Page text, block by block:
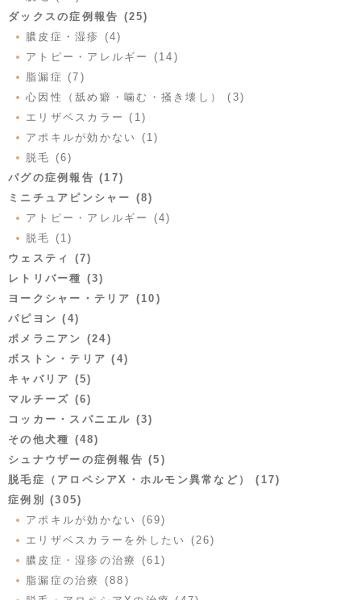
ダックスの症例報告 (25)
膿皮症・湿疹 (4)
アトピー・アレルギー (14)
脂漏症 (7)
心因性（舐め癖・噛む・掻き壊し） (3)
エリザベスカラー (1)
アポキルが効かない (1)
脱毛 (6)
パグの症例報告 (17)
ミニチュアピンシャー (8)
アトピー・アレルギー (4)
脱毛 (1)
ウェスティ (7)
レトリバー種 (3)
ヨークシャー・テリア (10)
パピヨン (4)
ポメラニアン (24)
ボストン・テリア (4)
キャバリア (5)
マルチーズ (6)
コッカー・スパニエル (3)
その他犬種 (48)
シュナウザーの症例報告 (5)
脱毛症（アロペシアX・ホルモン異常など） (17)
症例別 (305)
アポキルが効かない (69)
エリザベスカラーを外したい (26)
膿皮症・湿疹の治療 (61)
脂漏症の治療 (88)